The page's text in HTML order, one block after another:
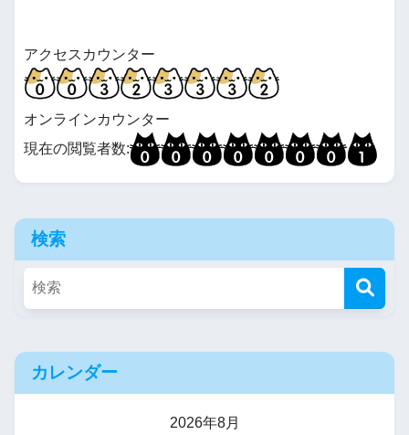
アクセスカウンター
オンラインカウンター
現在の閲覧者数:
検索
カレンダー
2026年8月